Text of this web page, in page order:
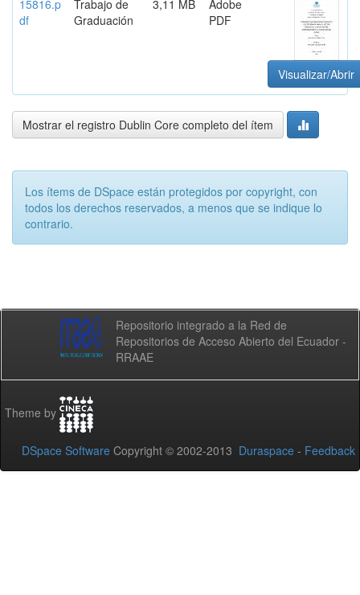
15816.p
df
Trabajo de
Graduación
3,11 MB
Adobe
PDF
Visualizar/Abrir
Mostrar el registro Dublin Core completo del ítem
Los ítems de DSpace están protegidos por copyright, con
todos los derechos reservados, a menos que se indique lo
contrario.
Repositorio integrado a la Red de
Repositorios de Acceso Abierto del Ecuador -
RRAAE
Theme by
DSpace Software Copyright © 2002-2013 Duraspace - Feedback